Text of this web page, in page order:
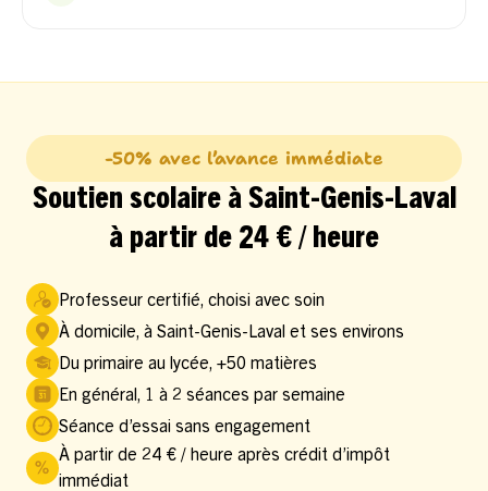
-50% avec l’avance immédiate
Soutien scolaire à Saint-Genis-Laval
à partir de 24 € / heure
Professeur certifié, choisi avec soin
À domicile, à Saint-Genis-Laval et ses environs
Du primaire au lycée, +50 matières
En général, 1 à 2 séances par semaine
Séance d’essai sans engagement
À partir de 24 € / heure après crédit d’impôt
immédiat